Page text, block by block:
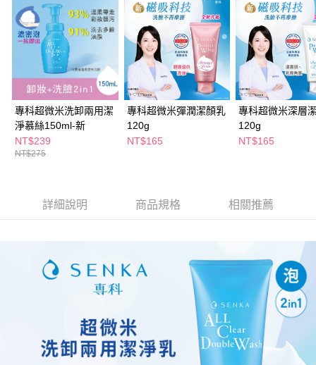
１．簡單：不需註冊會員、不需綁卡、不需儲值。
２．便利：只要手機號碼，簡訊認證，即可結帳。
３．安心：先確認商品／服務後，再付款。
【「AFTEE先享後付」結帳流程】
１．於結帳方式選擇「AFTEE先享後付」後，將跳轉至「AFTEE先享後付」
結帳頁面，進行簡訊認證並確認金額後，即可完成結帳。
２．訂單成立數日內，您將收到繳費通知簡訊。
３．收到繳費通知簡訊後14天內，點擊此簡訊中的連結，可透過四大超商／
ATM／網路銀行／等多元方式進行付款，方視為交易完成。
※ 請注意：結帳手續完成當下不需立刻繳費，但若您需要取消訂單，請聯絡
購買商品的店家。未經商家同意取消之訂單仍視為有效，需透過AFTEE先享
後付繳納相關費用。
客戶支援中心」
https://netprotections.freshdesk.com/support/home
權轉讓予恩沛科技股份有限公司。
２．關於個人資料處理事宜，請瀏覽以下網址：
https://aftee.tw/terms/#terms3
３．未成年的使用者請事先徵得法定代理人或監護人之同意方可使用
「AFTEE先享後付」，若未經同意申辦者引起之損失，本公司不負相關責
４．使用「AFTEE先享後付」時，將依據個別帳號之用戶狀況，依本公司即
時審查核予不同之上限額度；若仍有額度不足之情形，本公司將視審查結果
運送方式
全家取貨付款
每筆NT$65，滿NT$390(含以上)免運費
付款後全家取貨
每筆NT$65，滿NT$390(含以上)免運費
萊爾富取貨付款
每筆NT$65，滿NT$490(含以上)免運費
付款後7-11取貨
每筆NT$65，滿NT$490(含以上)免運費
每筆NT$100，滿NT$790(含以上)免運費
付款後寶雅門市自取(由倉庫統一出貨)
專科超微米洗卸兩用潔
淨慕絲150ml-新
NT$239
NT$275
專科超微米彈潤潔顏乳
120g
NT$165
專科超微米深層
120g
NT$165
詳細說明 商品規格 相關推薦